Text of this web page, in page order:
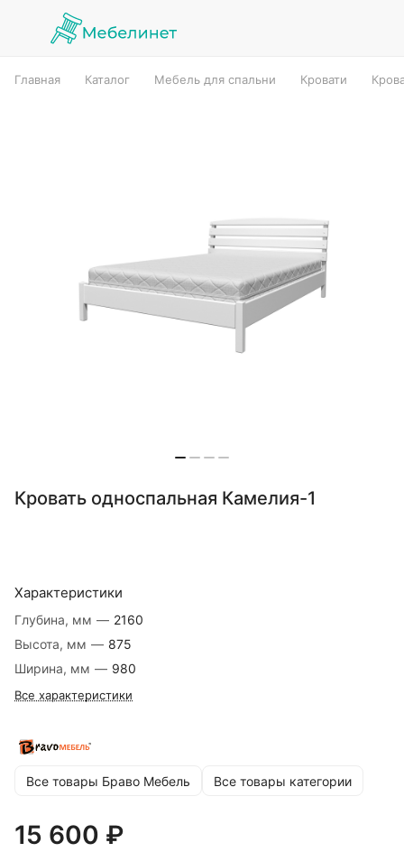
Главная Каталог Мебель для спальни Кровати
Кровать односпальная Камелия-1
Характеристики
Глубина, мм — 2160
Высота, мм — 875
Ширина, мм — 980
Все характеристики
Все товары Браво Мебель Все товары категории
15 600 ₽